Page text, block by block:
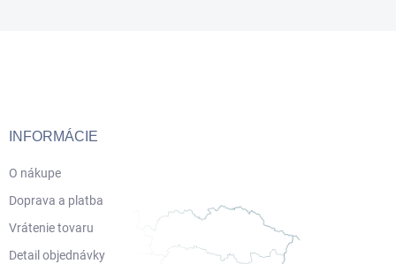
INFORMÁCIE
O nákupe
Doprava a platba
Vrátenie tovaru
Detail objednávky